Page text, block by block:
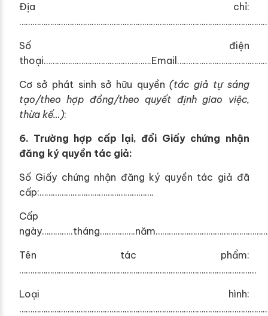
Địa chỉ:
Số điện
Cơ sở phát sinh sở hữu quyền(tác giả tự sáng
tạo/theo hợp đồng/theo quyết định giao việc,
thừa kế…):
6. Trường hợp cấp lại, đổi Giấy chứng nhận
đăng ký quyền tác giả:
Số Giấy chứng nhận đăng ký quyền tác giả đã
cấp:…………………………………………….
Cấp
Tên tác phẩm:
………………………………………………………………………………………………
Loại hình: